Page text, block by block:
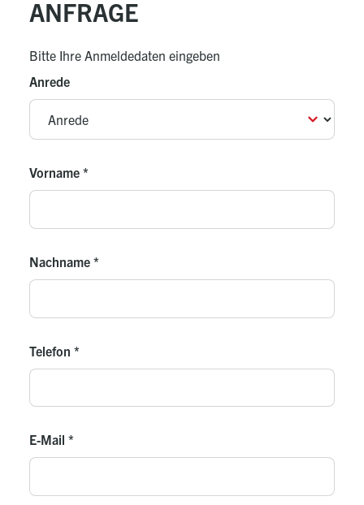
ANFRAGE
Bitte Ihre Anmeldedaten eingeben
Anrede
Vorname *
Nachname *
Telefon *
E-Mail *